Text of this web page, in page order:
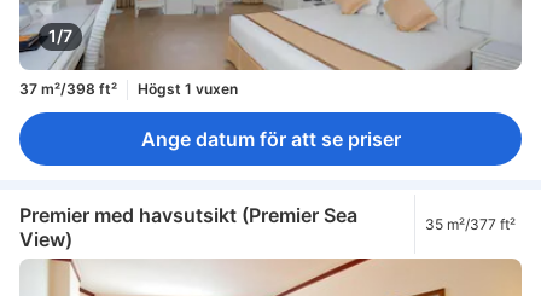
1/7
37 m²/398 ft² Högst 1 vuxen
Ange datum för att se priser
Premier med havsutsikt (Premier Sea
View)
35 m²/377 ft²